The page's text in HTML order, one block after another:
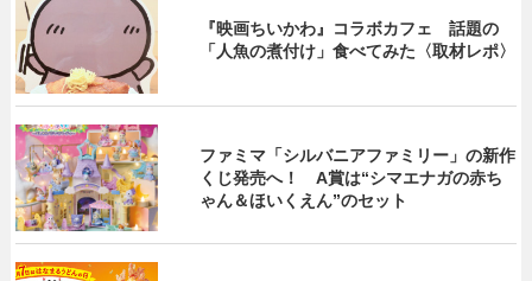
『映画ちいかわ』コラボカフェ 話題の
「人魚の煮付け」食べてみた〈取材レポ〉
ファミマ「シルバニアファミリー」の新作
くじ発売へ！ A賞は“シマエナガの赤ち
ゃん＆ほいくえん”のセット